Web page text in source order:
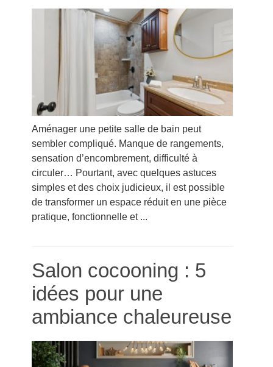
Aménager une petite salle de bain peut
sembler compliqué. Manque de rangements,
sensation d’encombrement, difficulté à
circuler… Pourtant, avec quelques astuces
simples et des choix judicieux, il est possible
de transformer un espace réduit en une pièce
pratique, fonctionnelle et ...
Salon cocooning : 5
idées pour une
ambiance chaleureuse